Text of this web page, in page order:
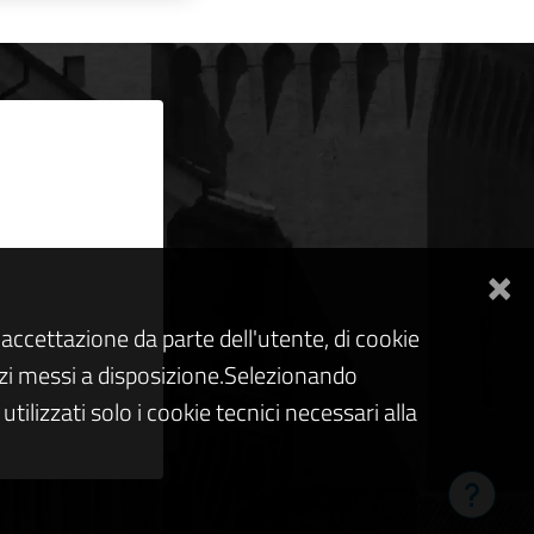
×
da parte dell'utente, di cookie
a disposizione.Selezionando
solo i cookie tecnici necessari alla
Hai